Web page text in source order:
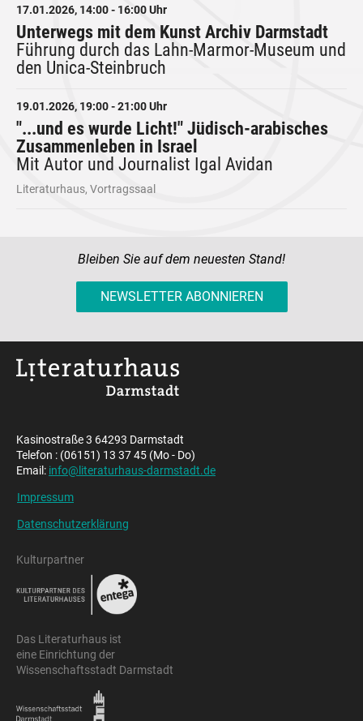
17.01.2026, 14:00 - 16:00 Uhr
Unterwegs mit dem Kunst Archiv Darmstadt
Führung durch das Lahn-Marmor-Museum und
den Unica-Steinbruch
19.01.2026, 19:00 - 21:00 Uhr
"...und es wurde Licht!" Jüdisch-arabisches
Zusammenleben in Israel
Mit Autor und Journalist Igal Avidan
Literaturhaus, Vortragssaal
Bleiben Sie auf dem neuesten Stand!
NEWSLETTER ABONNIEREN
Kasinostraße 3 64293 Darmstadt
Telefon : (06151) 13 37 45 (Mo - Do)
Email: info@literaturhaus-darmstadt.de
Impressum
Datenschutzerklärung
Kulturpartner
Das Literaturhaus ist
eine Einrichtung der
Wissenschaftsstadt Darmstadt